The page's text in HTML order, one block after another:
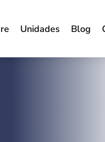
Unidades Blog